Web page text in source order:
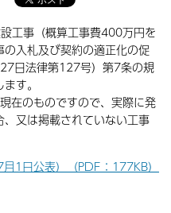
工事（概算工事費400万円を
入札及び契約の適正化の促
日法律第127号）第7条の規
す。
在のものですので、実際に発
又は掲載されていない工事
1日公表）（PDF：177KB）